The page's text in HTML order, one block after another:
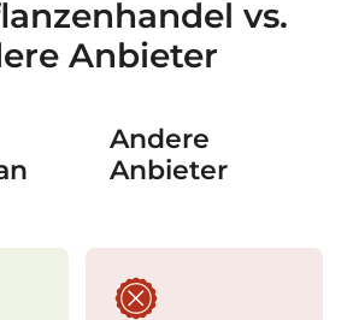
vs.
Anbieter
Andere
Anbieter